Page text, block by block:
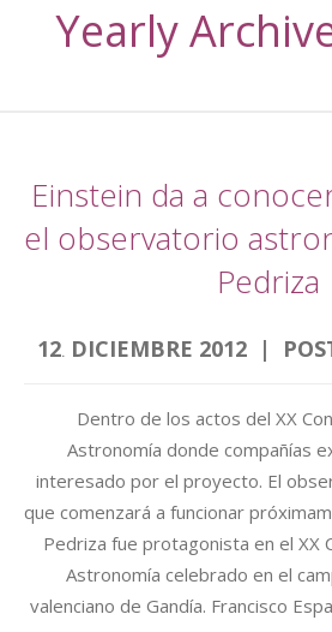
Yearly
Einstein da a
el observatorio
Pedriza
12. DICIEMBRE 2012
Dentro de los actos del XX
Astronomía donde compañías
interesado por el proyecto. El
que comenzará a funcionar
Pedriza fue protagonista en el XX
Astronomía celebrado en el
valenciano de Gandía. Francisco